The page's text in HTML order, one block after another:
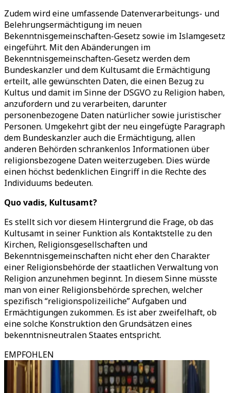
Zudem wird eine umfassende Datenverarbeitungs- und
Belehrungsermächtigung im neuen
Bekenntnisgemeinschaften-Gesetz sowie im Islamgesetz
eingeführt. Mit den Abänderungen im
Bekenntnisgemeinschaften-Gesetz werden dem
Bundeskanzler und dem Kultusamt die Ermächtigung
erteilt, alle gewünschten Daten, die einen Bezug zu
Kultus und damit im Sinne der DSGVO zu Religion haben,
anzufordern und zu verarbeiten, darunter
personenbezogene Daten natürlicher sowie juristischer
Personen. Umgekehrt gibt der neu eingefügte Paragraph
dem Bundeskanzler auch die Ermächtigung, allen
anderen Behörden schrankenlos Informationen über
religionsbezogene Daten weiterzugeben. Dies würde
einen höchst bedenklichen Eingriff in die Rechte des
Individuums bedeuten.
Quo vadis, Kultusamt?
Es stellt sich vor diesem Hintergrund die Frage, ob das
Kultusamt in seiner Funktion als Kontaktstelle zu den
Kirchen, Religionsgesellschaften und
Bekenntnisgemeinschaften nicht eher den Charakter
einer Religionsbehörde der staatlichen Verwaltung von
Religion anzunehmen beginnt. In diesem Sinne müsste
man von einer Religionsbehörde sprechen, welcher
spezifisch “religionspolizeiliche” Aufgaben und
Ermächtigungen zukommen. Es ist aber zweifelhaft, ob
eine solche Konstruktion den Grundsätzen eines
bekenntnisneutralen Staates entspricht.
EMPFOHLEN